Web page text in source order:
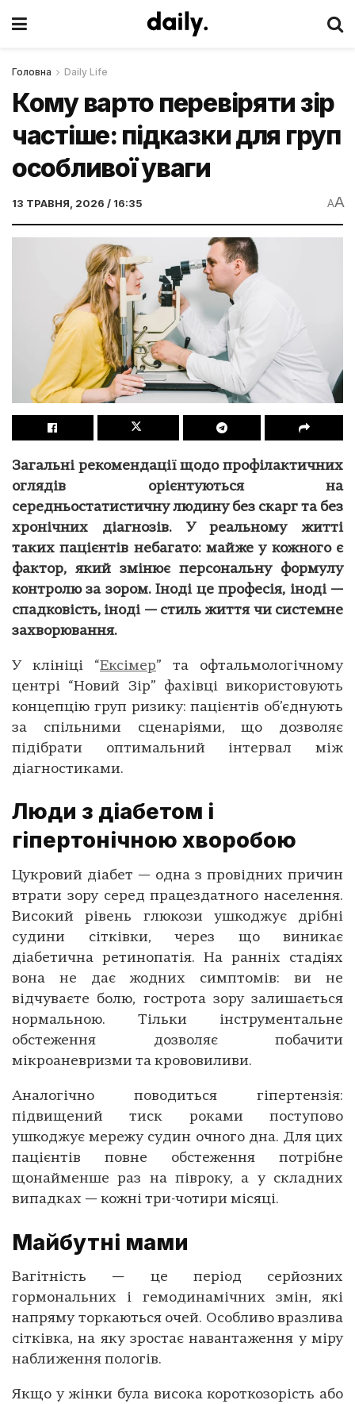
Головна Daily Life
Кому варто перевіряти зір
частіше: підказки для груп
особливої уваги
13 ТРАВНЯ, 2026 / 16:35 AA
Загальні рекомендації щодо профілактичних
оглядів орієнтуються на
середньостатистичну людину без скарг та без
хронічних діагнозів. У реальному житті
таких пацієнтів небагато: майже у кожного є
фактор, який змінює персональну формулу
контролю за зором. Іноді це професія, іноді —
спадковість, іноді — стиль життя чи системне
захворювання.
У клініці “Ексімер” та офтальмологічному
центрі “Новий Зір” фахівці використовують
концепцію груп ризику: пацієнтів об’єднують
за спільними сценаріями, що дозволяє
підібрати оптимальний інтервал між
діагностиками.
Люди з діабетом і
гіпертонічною хворобою
Цукровий діабет — одна з провідних причин
втрати зору серед працездатного населення.
Високий рівень глюкози ушкоджує дрібні
судини сітківки, через що виникає
діабетична ретинопатія. На ранніх стадіях
вона не дає жодних симптомів: ви не
відчуваєте болю, гострота зору залишається
нормальною. Тільки інструментальне
обстеження дозволяє побачити
мікроаневризми та крововиливи.
Аналогічно поводиться гіпертензія:
підвищений тиск роками поступово
ушкоджує мережу судин очного дна. Для цих
пацієнтів повне обстеження потрібне
щонайменше раз на півроку, а у складних
випадках — кожні три-чотири місяці.
Майбутні мами
Вагітність — це період серйозних
гормональних і гемодинамічних змін, які
напряму торкаються очей. Особливо вразлива
сітківка, на яку зростає навантаження у міру
наближення пологів.
Якщо у жінки була висока короткозорість або